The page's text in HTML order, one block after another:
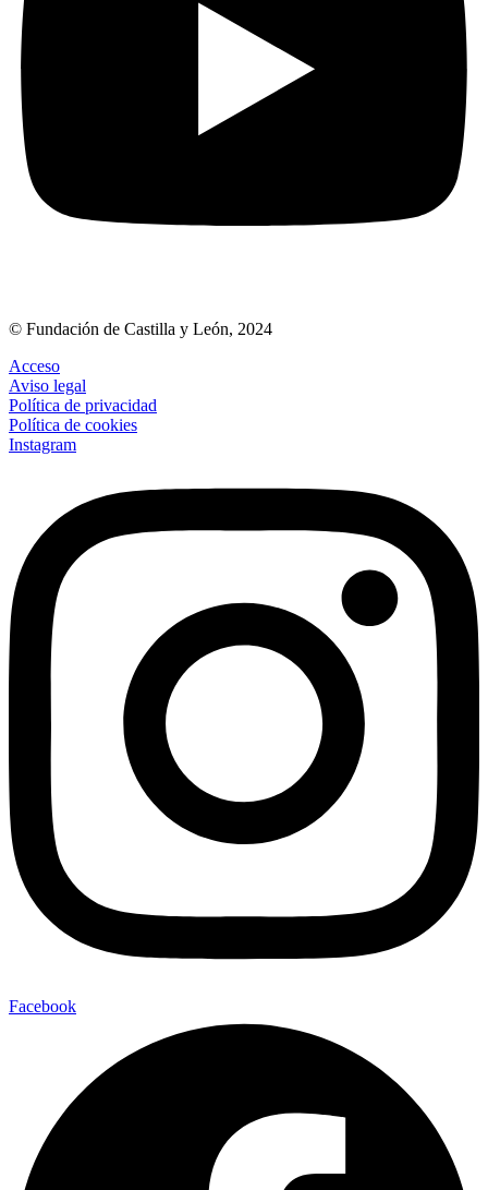
© Fundación de Castilla y León, 2024
Acceso
Aviso legal
Política de privacidad
Política de cookies
Instagram
Facebook